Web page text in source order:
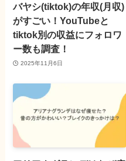
バヤシ(tiktok)の年収(月収)
がすごい！YouTubeと
tiktok別の収益にフォロワ
ー数も調査！
2025年11月6日